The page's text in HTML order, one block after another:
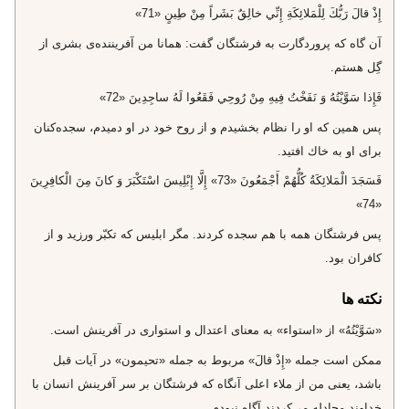
إِذْ قالَ رَبُّكَ لِلْمَلائِكَةِ إِنِّي خالِقٌ بَشَراً مِنْ طِينٍ «71»
آن گاه كه پروردگارت به فرشتگان گفت: همانا من آفريننده‌ى بشرى از
گِل هستم.
فَإِذا سَوَّيْتُهُ وَ نَفَخْتُ فِيهِ مِنْ رُوحِي فَقَعُوا لَهُ ساجِدِينَ «72»
پس همين كه او را نظام بخشيدم و از روح خود در او دميدم، سجده‌كنان
براى او به خاك افتيد.
فَسَجَدَ الْمَلائِكَةُ كُلُّهُمْ أَجْمَعُونَ «73» إِلَّا إِبْلِيسَ اسْتَكْبَرَ وَ كانَ مِنَ الْكافِرِينَ
«74»
پس فرشتگان همه با هم سجده كردند. مگر ابليس كه تكبّر ورزيد و از
كافران بود.
نکته ها
«سَوَّيْتُهُ» از «استواء» به معناى اعتدال و استوارى در آفرينش است.
ممكن است جمله‌ «إِذْ قالَ» مربوط به جمله «تحيمون» در آيات قبل
باشد، يعنى من از ملاء اعلى آنگاه كه فرشتگان بر سر آفرينش انسان با